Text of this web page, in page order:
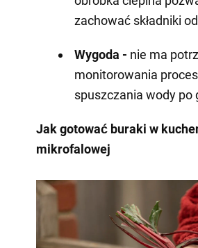
zachować składniki
Wygoda - nie ma
monitorowania
spuszczania wody po
Jak gotować buraki w
mikrofalowej